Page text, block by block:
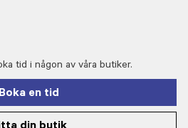
tid i någon av våra butiker.
Boka en tid